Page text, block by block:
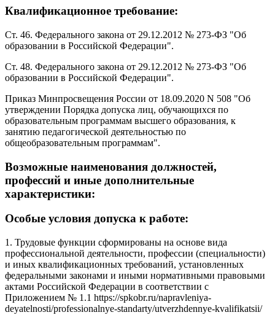
Квалификационное требование:
Ст. 46. Федерального закона от 29.12.2012 № 273-ФЗ "Об
образовании в Российской Федерации".
Ст. 48. Федерального закона от 29.12.2012 № 273-ФЗ "Об
образовании в Российской Федерации".
Приказ Минпросвещения России от 18.09.2020 N 508 "Об
утверждении Порядка допуска лиц, обучающихся по
образовательным программам высшего образования, к
занятию педагогической деятельностью по
общеобразовательным программам".
Возможные наименования должностей,
профессий и иные дополнительные
характеристики:
Особые условия допуска к работе:
1. Трудовые функции сформированы на основе вида
профессиональной деятельности, профессии (специальности)
и иных квалификационных требований, установленных
федеральными законами и иными нормативными правовыми
актами Российской Федерации в соответствии с
Приложением № 1.1 https://spkobr.ru/napravleniya-
deyatelnosti/professionalnye-standarty/utverzhdennye-kvalifikatsii/